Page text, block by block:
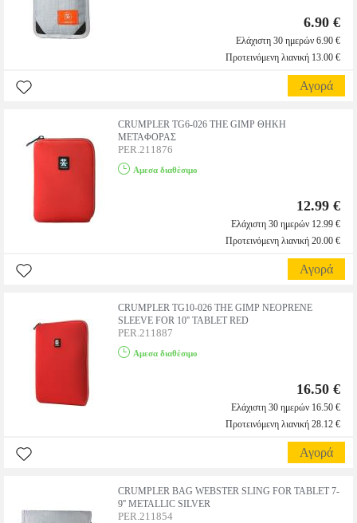
6.90 €
Ελάχιστη 30 ημερών 6.90 €
Προτεινόμενη λιανική 13.00 €
Αγορά
CRUMPLER TG6-026 THE GIMP ΘΗΚΗ
ΜΕΤΑΦΟΡΑΣ
PER.211876
Αμεσα διαθέσιμο
12.99 €
Ελάχιστη 30 ημερών 12.99 €
Προτεινόμενη λιανική 20.00 €
Αγορά
CRUMPLER TG10-026 THE GIMP NEOPRENE
SLEEVE FOR 10'' TABLET RED
PER.211887
Αμεσα διαθέσιμο
16.50 €
Ελάχιστη 30 ημερών 16.50 €
Προτεινόμενη λιανική 28.12 €
Αγορά
CRUMPLER BAG WEBSTER SLING FOR TABLET 7-
9'' METALLIC SILVER
PER.211854